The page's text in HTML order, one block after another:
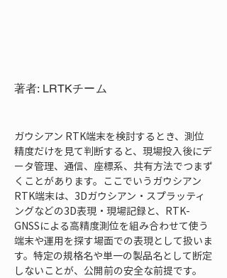
著者: LRTKチーム
ガウシアン RTK端末を検討するとき、測位
精度だけを見て判断すると、現場投入後にデ
ータ管理、通信、座標系、共有方法でつまず
くことがあります。ここでいうガウシアン
RTK端末は、3Dガウシアン・スプラッティ
ングなどの3D表現・現場記録と、RTK-
GNSSによる高精度測位を組み合わせて使う
端末や運用を探す場面での表現として扱いま
す。特定の規格名や単一の製品名として断定
しないことが、公開前の安全な前提です。